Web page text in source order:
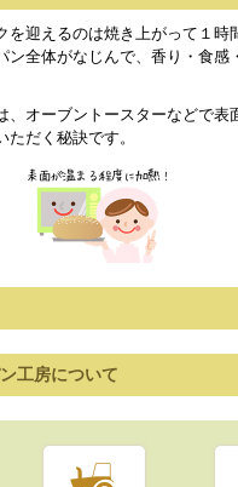
を迎えるのは焼き上がって１時
ン全体がなじんで、香り・食感
、オーブントースターなどで表
だく秘訣です。
工房について